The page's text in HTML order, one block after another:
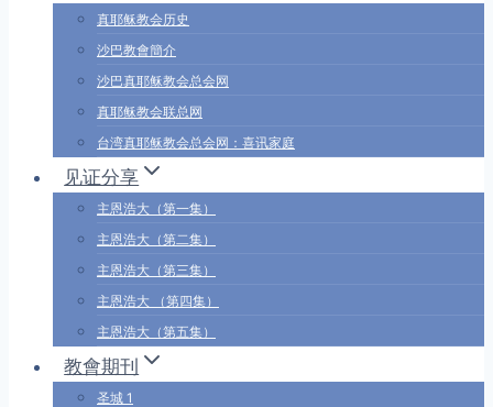
真耶稣教会历史
沙巴教會簡介
沙巴真耶稣教会总会网
真耶稣教会联总网
台湾真耶稣教会总会网：喜讯家庭
见证分享
主恩浩大（第一集）
主恩浩大（第二集）
主恩浩大（第三集）
主恩浩大 （第四集）
主恩浩大（第五集）
教會期刊
圣城 1